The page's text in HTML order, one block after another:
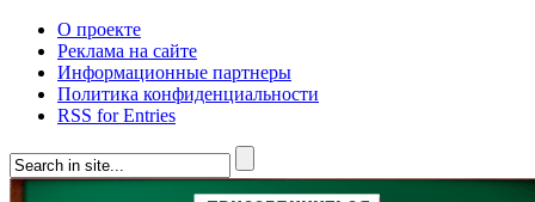
О проекте
Реклама на сайте
Информационные партнеры
Политика конфиденциальности
RSS for Entries